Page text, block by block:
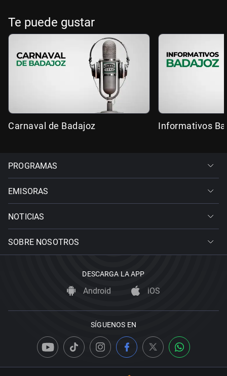
Te puede gustar
Carnaval de Badajoz Informativos
PROGRAMAS
EMISORAS
NOTICIAS
SOBRE NOSOTROS
DESCARGA LA APP
Android iOS
SÍGUENOS EN